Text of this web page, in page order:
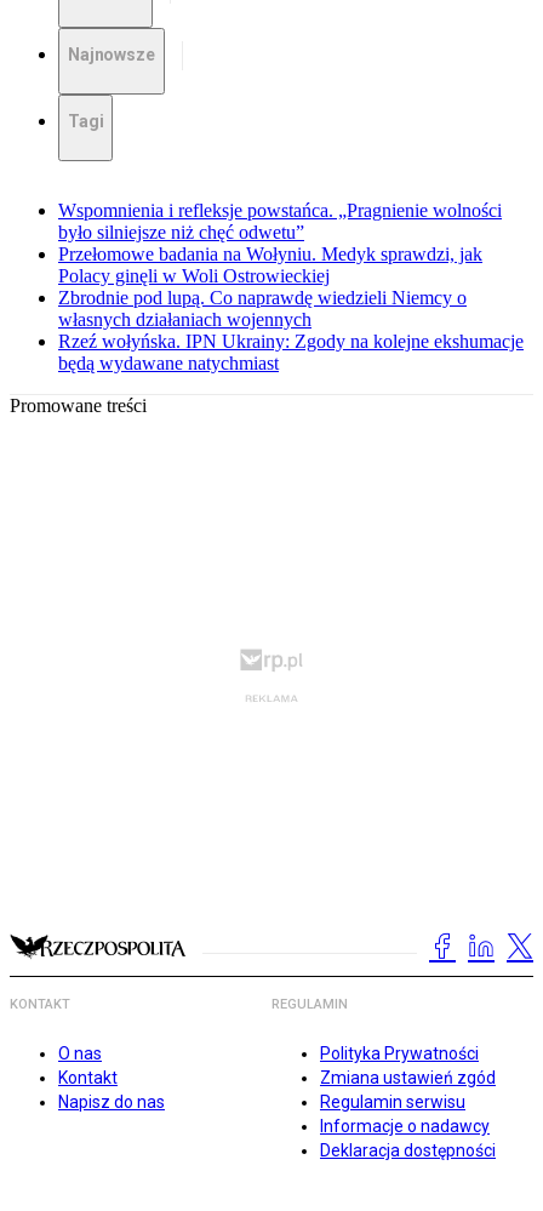
Najnowsze
Tagi
Wspomnienia i refleksje powstańca. „Pragnienie wolności
było silniejsze niż chęć odwetu”
Przełomowe badania na Wołyniu. Medyk sprawdzi, jak
Polacy ginęli w Woli Ostrowieckiej
Zbrodnie pod lupą. Co naprawdę wiedzieli Niemcy o
własnych działaniach wojennych
Rzeź wołyńska. IPN Ukrainy: Zgody na kolejne ekshumacje
będą wydawane natychmiast
Promowane treści
KONTAKT
O nas
Kontakt
Napisz do nas
REGULAMIN
Polityka Prywatności
Zmiana ustawień zgód
Regulamin serwisu
Informacje o nadawcy
Deklaracja dostępności